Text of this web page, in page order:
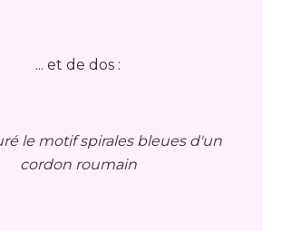
... et de dos :
le motif spirales bleues d'un
cordon roumain